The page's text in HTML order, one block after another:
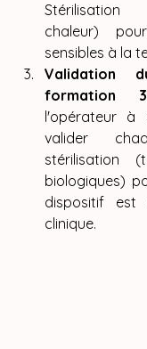
chaleur)
sensibles à la
Validation
formation
l'opérateur à
valider
stérilisation
biologiques)
dispositif est
clinique.